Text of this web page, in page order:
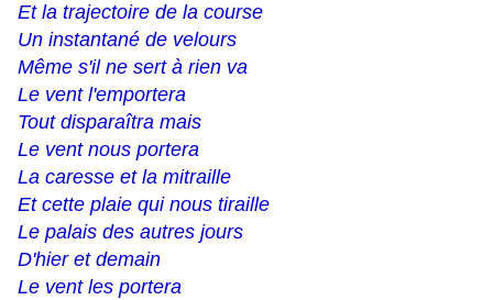
Et la trajectoire de la course
Un instantané de velours
Même s'il ne sert à rien va
Le vent l'emportera
Tout disparaîtra mais
Le vent nous portera
La caresse et la mitraille
Et cette plaie qui nous tiraille
Le palais des autres jours
D'hier et demain
Le vent les portera